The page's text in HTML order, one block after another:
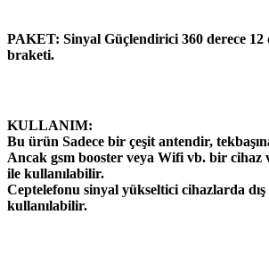
PAKET: Sinyal Güçlendirici 360 derece
braketi.
KULLANIM:
Bu ürün Sadece bir çeşit antendir,
Ancak gsm booster veya Wifi vb. bir cihaz
ile kullanılabilir.
Ceptelefonu sinyal yükseltici cihazlarda
kullanılabilir.